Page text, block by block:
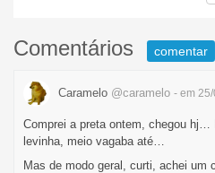
Comentários comentar
Caramelo @caramelo - em
Comprei a preta ontem, chegou hj…
levinha, meio vagaba até…
Mas de modo geral, curti, achei um